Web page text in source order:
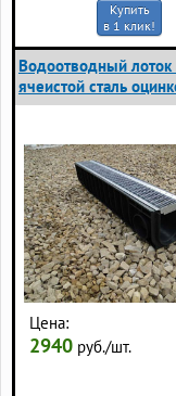
Купить
в 1 клик!
Водоотводный
ячеистой сталь
Цена:
2940 руб./шт.